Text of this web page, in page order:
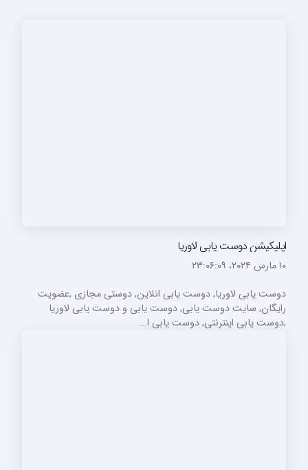
اپلیکیشن دوست یابی لاوریا
۱۰ مارس ۲۰۲۴،‏ ۲۳:۰۶:۰۹
دوست یابی لاوریا, دوست یابی انلاین, دوستی مجازی ,عضویت
رایگان, سایت دوست یابی, دوست یابی و دوست یابی لاوریا
,دوست یابی اینترنتی, دوست یابی ا...